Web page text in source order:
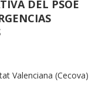
DEL PSOE
Valenciana (Cecova)